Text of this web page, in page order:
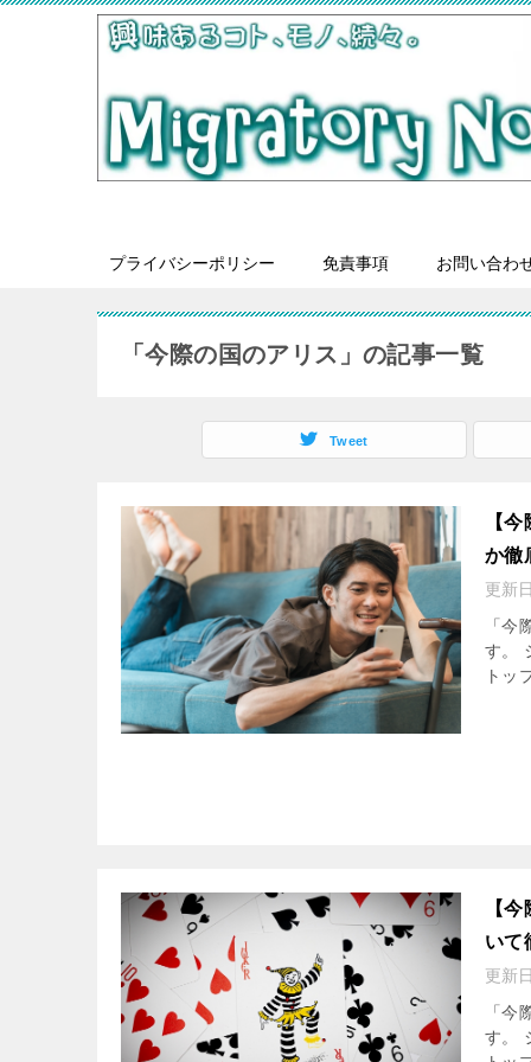
プライバシーポリシー 免責事項 お問い合わ
「今際の国のアリス」の記事一覧
Tweet
【
か徹
更新
「
す。
トッ
【
いて
更新
「
す。